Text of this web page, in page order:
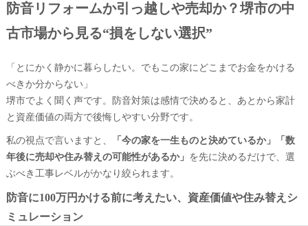
防音リフォームか引っ越しや売却か？堺市の中
古市場から見る“損をしない選択”
「とにかく静かに暮らしたい。でもこの家にどこまでお金をかける
べきか分からない」
堺市でよく聞く声です。防音対策は感情で決めると、あとから家計
と資産価値の両方で後悔しやすい分野です。
私の視点で言いますと、
「今の家を一生ものと決めているか」「数
年後に売却や住み替えの可能性があるか」 を先に決めるだけで、選
ぶべき工事レベルがかなり絞られます。
防音に100万円かける前に考えたい、資産価値や住み替えシ
ミュレーション